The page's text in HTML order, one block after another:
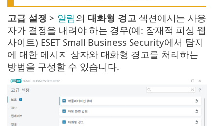
고급 설정 > 알림의 대화형 경고 섹션에서는 사용
자가 결정을 내려야 하는 경우(예: 잠재적 피싱 웹
사이트) ESET Small Business Security에서 탐지
에 대한 메시지 상자와 대화형 경고를 처리하는
방법을 구성할 수 있습니다.